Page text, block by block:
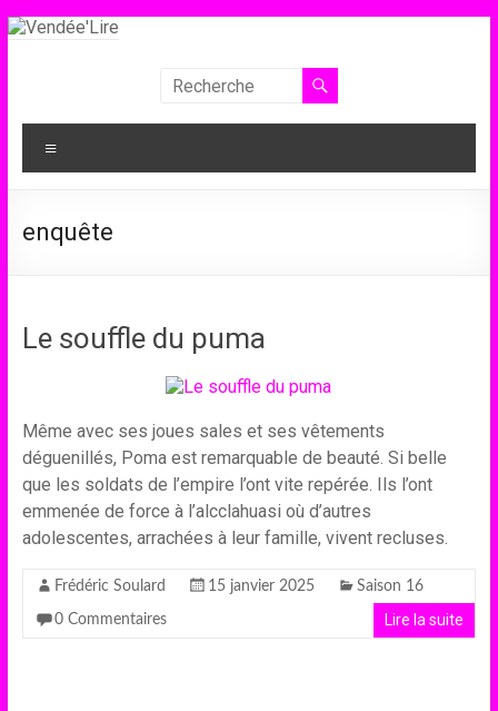
Aller
Vendée'Lire
Le
prix
collégiens
enquête
Le souffle du puma
Même avec ses joues sales et ses vêtements
déguenillés, Poma est remarquable de beauté. Si belle
que les soldats de l’empire l’ont vite repérée. Ils l’ont
emmenée de force à l’alcclahuasi où d’autres
adolescentes, arrachées à leur famille, vivent recluses.
Frédéric Soulard 15 janvier 2025 Saison 16
0 Commentaires Lire la suite